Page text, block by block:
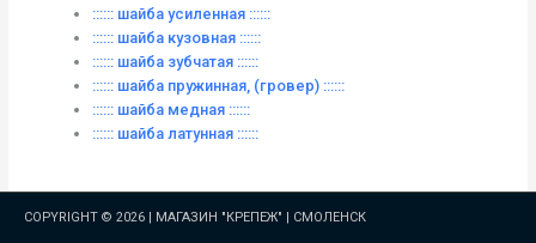
:::::: шайба усиленная ::::::
:::::: шайба кузовная ::::::
:::::: шайба зубчатая ::::::
:::::: шайба пружинная, (гровер) ::::::
:::::: шайба медная ::::::
:::::: шайба латунная ::::::
COPYRIGHT © 2026 | МАГАЗИН "КРЕПЕЖ" | СМОЛЕНСК